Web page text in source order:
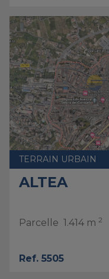
TERRAIN URBAIN
ALTEA
Parcelle 1.414 m 2
Ref. 5505